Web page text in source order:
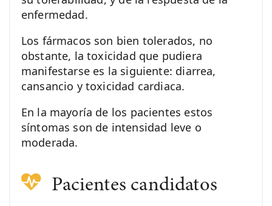
enfermedad.
Los fármacos son bien tolerados, no
obstante, la toxicidad que pudiera
manifestarse es la siguiente: diarrea,
cansancio y toxicidad cardiaca.
En la mayoría de los pacientes estos
síntomas son de intensidad leve o
moderada.
Pacientes candidatos